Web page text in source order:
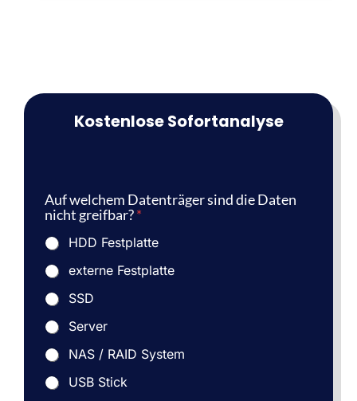
Kostenlose Sofortanalyse
Auf welchem Datenträger sind die Daten
nicht greifbar?*
HDD Festplatte
externe Festplatte
SSD
Server
NAS / RAID System
USB Stick